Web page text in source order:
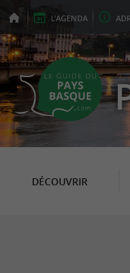
L'AGENDA
DÉCOUVRIR